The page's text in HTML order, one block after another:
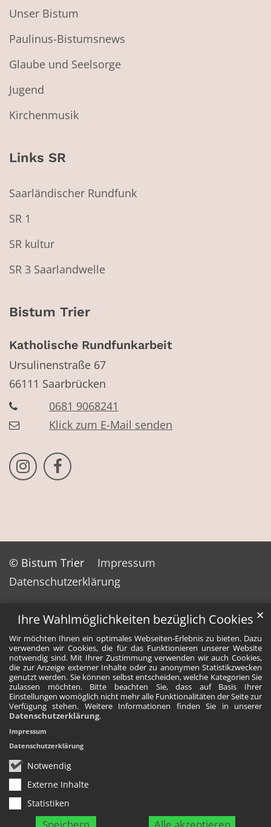
Ihre Wahlmöglichkeiten bezüglich Cookies
Wir möchten Ihnen ein optimales Webseiten-Erlebnis zu bieten. Dazu
verwenden wir Cookies, die für das Funktionieren unserer Website
notwendig sind. Mit Ihrer Zustimmung verwenden wir auch Cookies,
die zur Anzeige externer Inhalte oder zu anonymen Statistikzwecken
genutzt werden. Sie können selbst entscheiden, welche Kategorien Sie
zulassen möchten. Bitte beachten Sie, dass auf Basis Ihrer
Einstellungen womöglich nicht mehr alle Funktionalitäten der Seite zur
Verfügung stehen. Weitere Informationen finden Sie in unserer
Datenschutzerklärung.
Notwendig
Externe Inhalte
Statistiken
Speichern Alle akzeptieren
✕
Impressum
Datenschutzerklärung
Unser Bistum
Paulinus-Bistumsnews
Glaube und Seelsorge
Jugend
Kirchenmusik
Links SR
Saarländischer Rundfunk
SR 1
SR kultur
SR 3 Saarlandwelle
Bistum Trier
Katholische Rundfunkarbeit
Ursulinenstraße 67
66111 Saarbrücken
0681 9068241
Klick zum E-Mail senden
Bistum Trier auf Instragram
Bistum Trier auf Facebook
© Bistum Trier
Impressum
Datenschutzerklärung